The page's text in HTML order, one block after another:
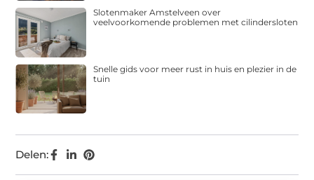
Delen:
Slotenmaker Amstelveen over
veelvoorkomende problemen met cilindersloten
Snelle gids voor meer rust in huis en plezier in de
tuin